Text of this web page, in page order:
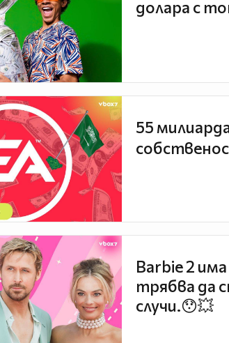
долара с
55
Barbie 2
трябва да
случи.😯💥